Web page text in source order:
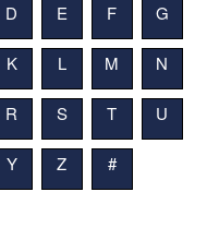
D E F G
K L M N
R S T U
Y Z #